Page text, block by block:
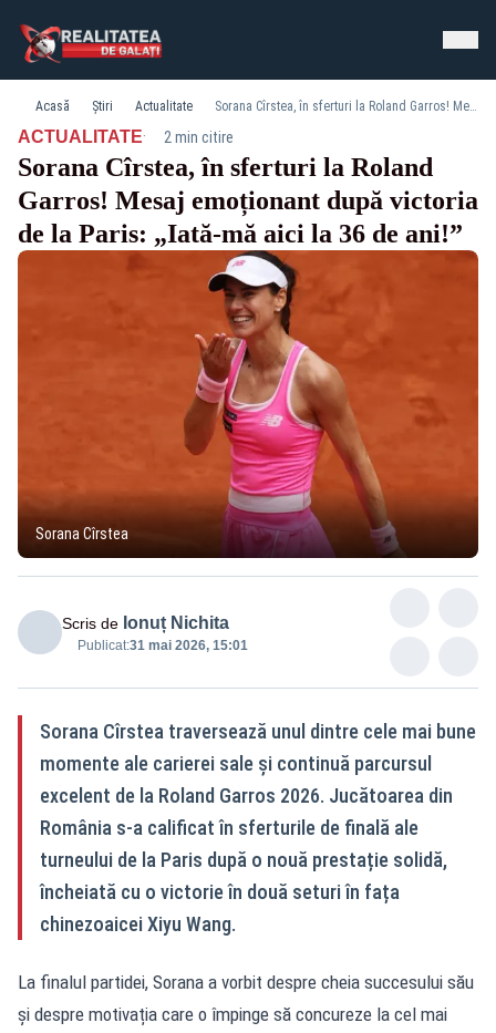
Acasă Știri Actualitate Sorana Cîrstea, în sferturi la Roland Garros! Mesaj emoționant după victoria de la Paris: „Iată-mă aici la 36 de ani!”
ACTUALITATE· 2 min citire
Sorana Cîrstea, în sferturi la Roland
Garros! Mesaj emoționant după victoria
de la Paris: „Iată-mă aici la 36 de ani!”
Sorana Cîrstea
Scris de Ionuț Nichita
Publicat:31 mai 2026, 15:01
Sorana Cîrstea traversează unul dintre cele mai bune
momente ale carierei sale și continuă parcursul
excelent de la Roland Garros 2026. Jucătoarea din
România s-a calificat în sferturile de finală ale
turneului de la Paris după o nouă prestație solidă,
încheiată cu o victorie în două seturi în fața
chinezoaicei Xiyu Wang.
La finalul partidei, Sorana a vorbit despre cheia succesului său
și despre motivația care o împinge să concureze la cel mai